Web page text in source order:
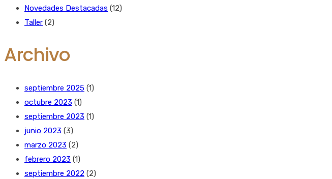
Novedades Destacadas (12)
Taller (2)
Archivo
septiembre 2025 (1)
octubre 2023 (1)
septiembre 2023 (1)
junio 2023 (3)
marzo 2023 (2)
febrero 2023 (1)
septiembre 2022 (2)